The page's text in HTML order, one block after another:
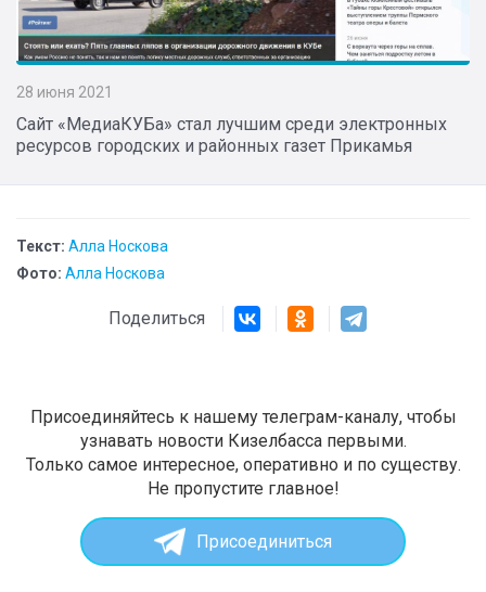
28 июня 2021
Сайт «МедиаКУБа» стал лучшим среди электронных
ресурсов городских и районных газет Прикамья
Текст: Алла Носкова
Фото: Алла Носкова
Поделиться
Присоединяйтесь к нашему телеграм-каналу, чтобы
узнавать новости Кизелбасса первыми.
Только самое интересное, оперативно и по существу.
Не пропустите главное!
Присоединиться